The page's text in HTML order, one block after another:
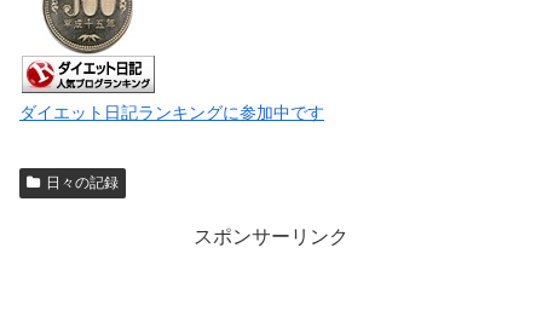
ダイエット日記ランキングに参加中です
日々の記録
スポンサーリンク